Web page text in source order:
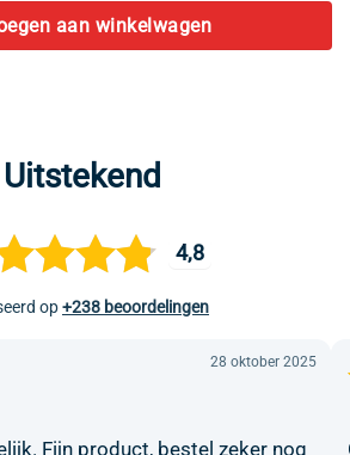
aan winkelwagen
Uitstekend
4,8
op+238 beoordelingen
28 oktober 2025
Fijn product, bestel zeker nog